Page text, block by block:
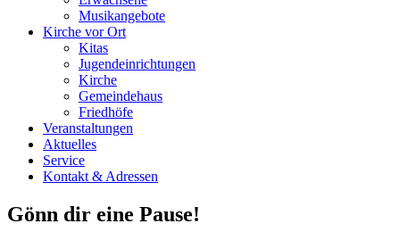
Musikangebote
Kirche vor Ort
Kitas
Jugendeinrichtungen
Kirche
Gemeindehaus
Friedhöfe
Veranstaltungen
Aktuelles
Service
Kontakt & Adressen
Gönn dir eine Pause!